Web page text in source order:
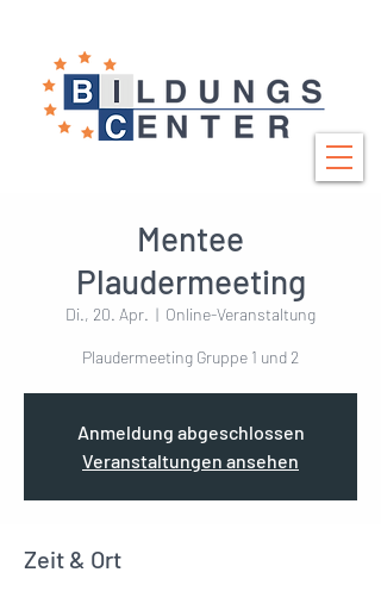
Mentee
Plaudermeeting
Di., 20. Apr.
  |
Online-Veranstaltung
Plaudermeeting Gruppe 1 und 2
Anmeldung abgeschlossen
Veranstaltungen ansehen
Zeit & Ort